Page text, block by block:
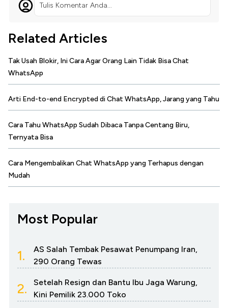
Tulis Komentar Anda...
Related Articles
Tak Usah Blokir, Ini Cara Agar Orang Lain Tidak Bisa Chat
WhatsApp
Arti End-to-end Encrypted di Chat WhatsApp, Jarang yang Tahu
Cara Tahu WhatsApp Sudah Dibaca Tanpa Centang Biru,
Ternyata Bisa
Cara Mengembalikan Chat WhatsApp yang Terhapus dengan
Mudah
Most Popular
1.
AS Salah Tembak Pesawat Penumpang Iran,
290 Orang Tewas
2.
Setelah Resign dan Bantu Ibu Jaga Warung,
Kini Pemilik 23.000 Toko